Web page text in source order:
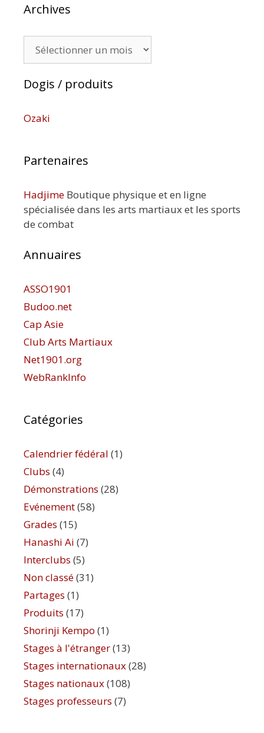
Archives
Dogis / produits
Ozaki
Partenaires
Hadjime Boutique physique et en ligne
spécialisée dans les arts martiaux et les sports
de combat
Annuaires
ASSO1901
Budoo.net
Cap Asie
Club Arts Martiaux
Net1901.org
WebRankInfo
Catégories
Calendrier fédéral (1)
Clubs (4)
Démonstrations (28)
Evénement(58)
Grades (15)
Hanashi Ai (7)
Interclubs (5)
Non classé(31)
Partages (1)
Produits (17)
Shorinji Kempo (1)
Stages à l'étranger(13)
Stages internationaux(28)
Stages nationaux(108)
Stages professeurs (7)